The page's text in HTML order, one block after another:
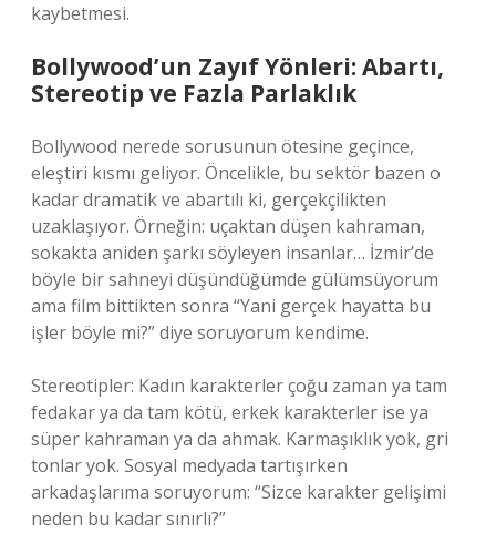
kaybetmesi.
Bollywood’un Zayıf Yönleri: Abartı,
Stereotip ve Fazla Parlaklık
Bollywood nerede sorusunun ötesine geçince,
eleştiri kısmı geliyor. Öncelikle, bu sektör bazen o
kadar dramatik ve abartılı ki, gerçekçilikten
uzaklaşıyor. Örneğin: uçaktan düşen kahraman,
sokakta aniden şarkı söyleyen insanlar… İzmir’de
böyle bir sahneyi düşündüğümde gülümsüyorum
ama film bittikten sonra “Yani gerçek hayatta bu
işler böyle mi?” diye soruyorum kendime.
Stereotipler: Kadın karakterler çoğu zaman ya tam
fedakar ya da tam kötü, erkek karakterler ise ya
süper kahraman ya da ahmak. Karmaşıklık yok, gri
tonlar yok. Sosyal medyada tartışırken
arkadaşlarıma soruyorum: “Sizce karakter gelişimi
neden bu kadar sınırlı?”